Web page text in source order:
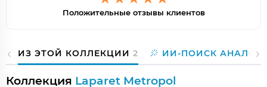
Положительные отзывы клиентов
ИЗ ЭТОЙ КОЛЛЕКЦИИ 2 ИИ-ПОИСК
Коллекция Laparet Metropol